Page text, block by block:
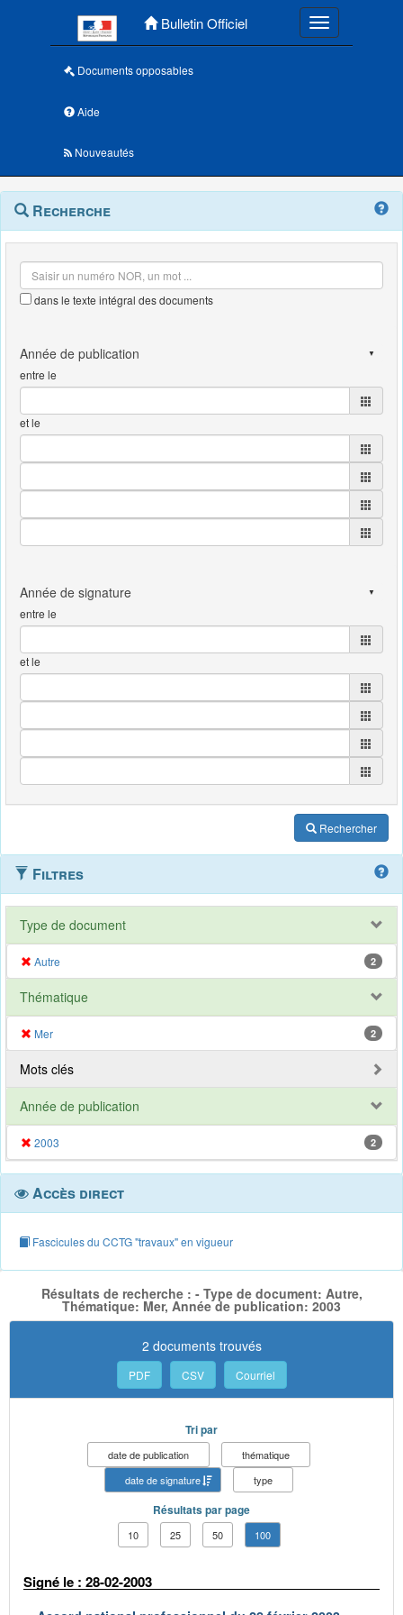
Bulletin Officiel Toggle
Documents opposables
Aide
Nouveautés
Navigation
outils
Menu
contextuel
Recherche
dans le texte intégral des documents
entre le
et le
entre le
et le
Rechercher
Filtres
Type de document
Autre 2
Thématique
Mer 2
Mots clés
Année de publication
2003 2
Accès direct
Fascicules du CCTG "travaux" en vigueur
Résultats de recherche : - Type de document: Autre,
Thématique: Mer, Année de publication: 2003
2 documents trouvés
PDF CSV Courriel
Tri par
date de publication
thématique
date de signature
type
Résultats par page
10 25 50 100
Signé le : 28-02-2003